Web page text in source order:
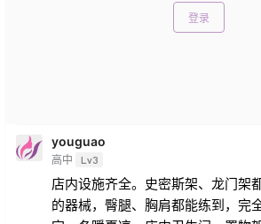
登录
youguao
高中 Lv3
店内设施齐全。史密斯架、龙门架
的器械，臀腿、胸肩都能练到，完